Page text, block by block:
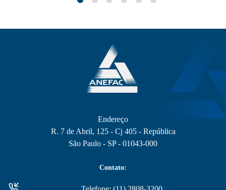
Endereço
R. 7 de Abril, 125 - Cj 405 - República
São Paulo - SP - 01043-000
Contato: